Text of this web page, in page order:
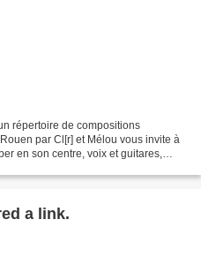
répertoire de compositions
par Cl[r] et Mélou vous invite à
en son centre, voix et guitares,
a link.